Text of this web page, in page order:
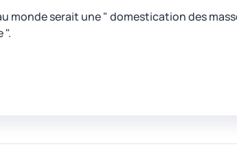
monde serait une " domestication des
".